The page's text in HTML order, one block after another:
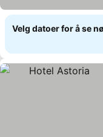
Velg datoer for å se